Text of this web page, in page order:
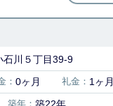
石川５丁目39-9
： 0ヶ月 礼金： 1ヶ月
築年：